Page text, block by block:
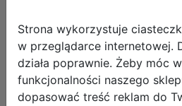
281,92
Strona wykorzystuje
w przeglądarce internetowej.
działa poprawnie. Żeby móc
funkcjonalności naszego
dopasować treść reklam do